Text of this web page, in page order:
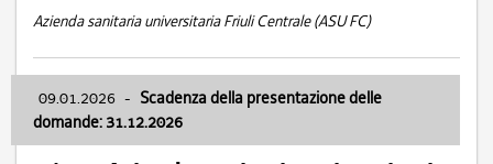
Azienda sanitaria universitaria Friuli Centrale (ASU FC)
09.01.2026 - Scadenza della presentazione delle
domande: 31.12.2026